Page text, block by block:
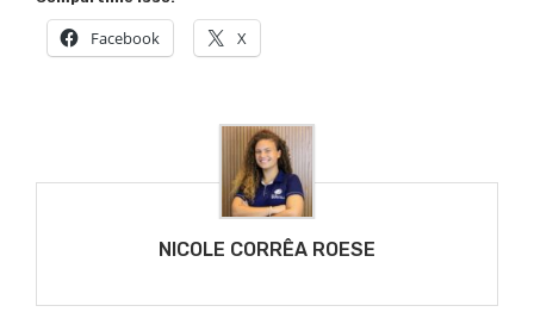
Facebook X
NICOLE CORRÊA ROESE